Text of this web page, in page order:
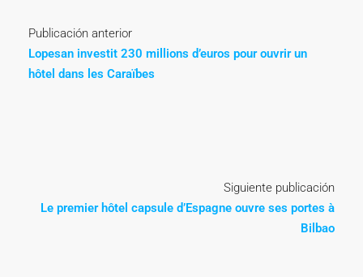
Publicación anterior
Lopesan investit 230 millions d’euros pour ouvrir un
hôtel dans les Caraïbes
Siguiente publicación
Le premier hôtel capsule d’Espagne ouvre ses portes à
Bilbao